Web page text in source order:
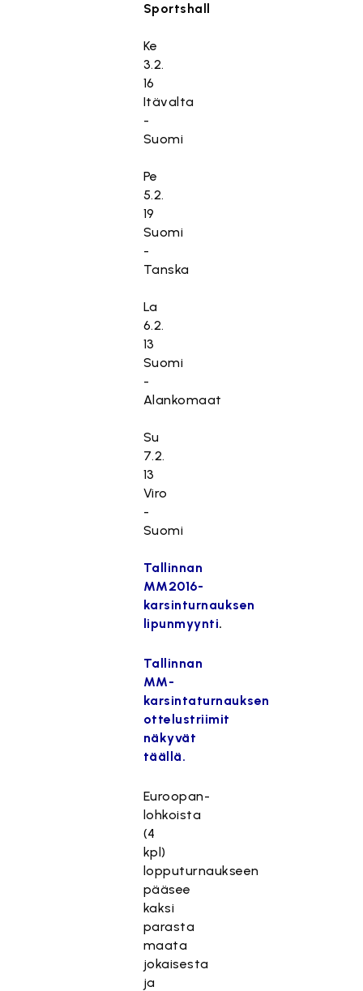
Sportshall
Ke
3.2.
16
Itävalta
-
Suomi
Pe
5.2.
19
Suomi
-
Tanska
La
6.2.
13
Suomi
-
Alankomaat
Su
7.2.
13
Viro
-
Suomi
Tallinnan
MM2016-
karsinturnauksen
lipunmyynti.
Tallinnan
MM-
karsintaturnauksen
ottelustriimit
näkyvät
täällä.
Euroopan-
lohkoista
(4
kpl)
lopputurnaukseen
pääsee
kaksi
parasta
maata
jokaisesta
ja